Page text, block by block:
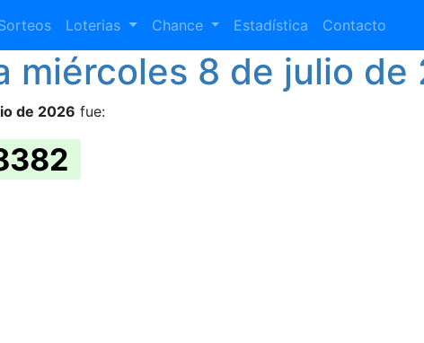
Loterias Chance Estadística Contacto
miércoles 8 de julio de
de 2026 fue: